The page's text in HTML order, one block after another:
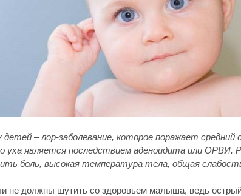
– лор-заболевание, которое поражает средний
уха является последствием аденоидита или ОРВИ.
боль, высокая температура тела, общая
не должны шутить со здоровьем малыша, ведь